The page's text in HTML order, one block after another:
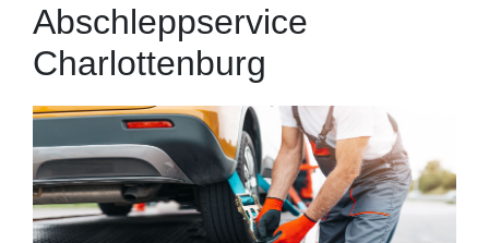
Abschleppservice
Charlottenburg